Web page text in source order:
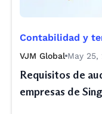
Contabilidad y
VJM Global May 25,
Requisitos de
empresas de